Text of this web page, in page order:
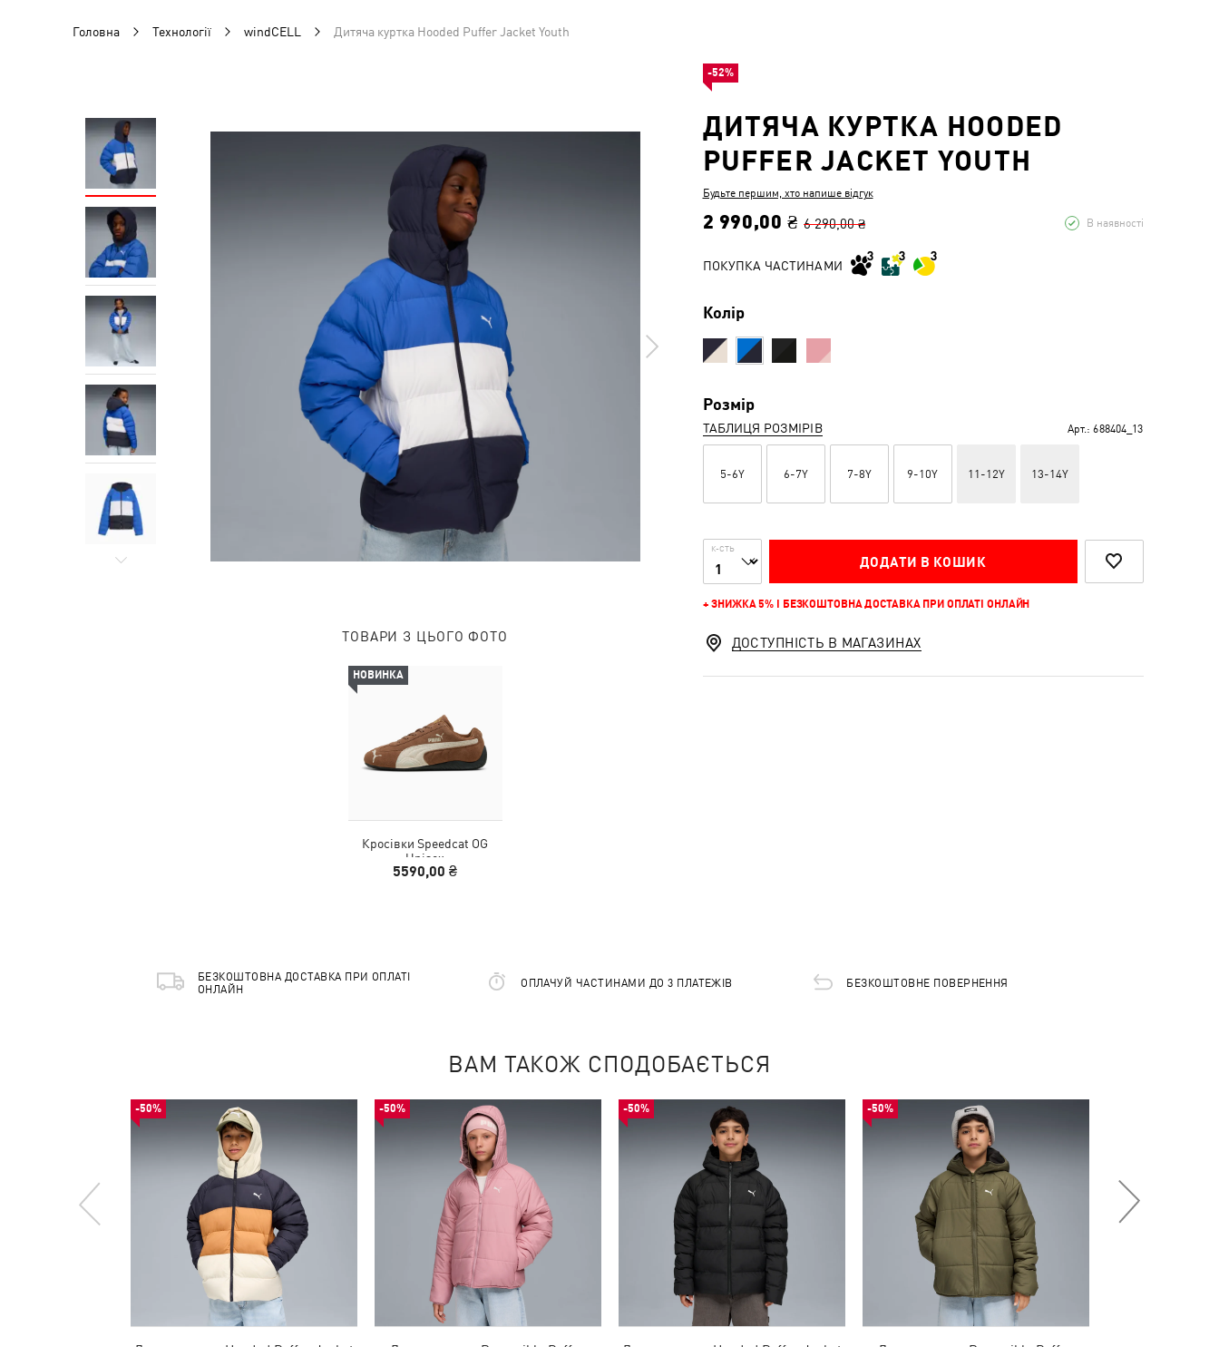
Головна Технології windCELL Дитяча куртка Hooded Puffer Jacket Youth
ТОВАРИ З ЦЬОГО ФОТО
НОВИНКА
Кросівки Speedcat OG
Unisex
5590,00 ₴
ДИТЯЧА КУРТКА HOODED
PUFFER JACKET YOUTH
Будьте першим, хто напише відгук
2 990,00 ₴ 6 290,00 ₴ В наявності
ПОКУПКА ЧАСТИНАМИ
Колір
Розмір
ТАБЛИЦЯ РОЗМІРІВ Арт.: 688404_13
5-6Y 6-7Y 7-8Y 9-10Y 11-12Y 13-14Y
К-СТЬ
ДОДАТИ В КОШИК
+ ЗНИЖКА 5% І БЕЗКОШТОВНА ДОСТАВКА ПРИ ОПЛАТІ ОНЛАЙН
-52%
ДОСТУПНІСТЬ В МАГАЗИНАХ
БЕЗКОШТОВНА ДОСТАВКА ПРИ ОПЛАТІ
ОНЛАЙН
ОПЛАЧУЙ ЧАСТИНАМИ ДО 3 ПЛАТЕЖІВ БЕЗКОШТОВНЕ ПОВЕРНЕННЯ
ВАМ ТАКОЖ СПОДОБАЄТЬСЯ
-50% -50% -50% -50%